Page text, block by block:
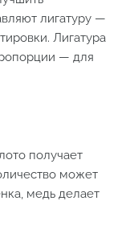
лигатуру —
Лигатура
— для
получает
может
медь делает